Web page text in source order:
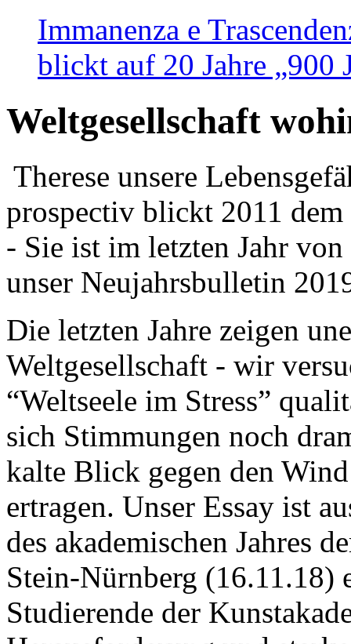
Immanenza e
blickt auf 20 Jahre „900
Weltgesellschaft
Therese unsere
prospectiv blickt 2011
- Sie ist im letzten Jahr
unser Neujahrsbulletin
Die letzten Jahre zeigen
Weltgesellschaft - wir
“Weltseele im Stress”
sich Stimmungen noch
kalte Blick gegen den
ertragen. Unser Essay ist
des akademischen Jahres
Stein-Nürnberg (16.11.18)
Studierende der